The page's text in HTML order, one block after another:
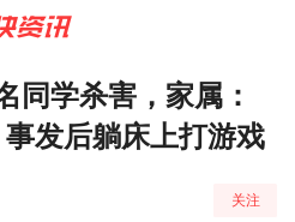
同学杀害，家属：
发后躺床上打游戏
关注